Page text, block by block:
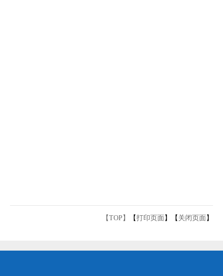
【TOP】 【打印页面 】【 关闭页面 】